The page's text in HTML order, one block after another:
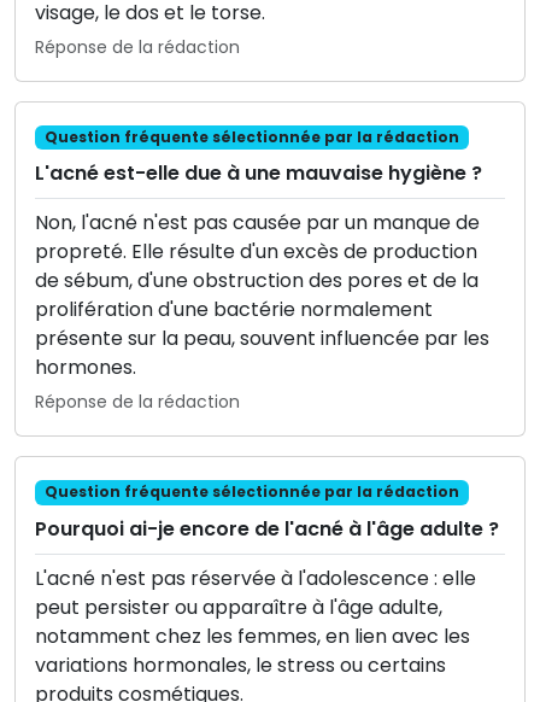
visage, le dos et le torse.
Réponse de la rédaction
Question fréquente sélectionnée par la rédaction
L'acné est-elle due à une mauvaise hygiène ?
Non, l'acné n'est pas causée par un manque de
propreté. Elle résulte d'un excès de production
de sébum, d'une obstruction des pores et de la
prolifération d'une bactérie normalement
présente sur la peau, souvent influencée par les
hormones.
Réponse de la rédaction
Question fréquente sélectionnée par la rédaction
Pourquoi ai-je encore de l'acné à l'âge adulte ?
L'acné n'est pas réservée à l'adolescence : elle
peut persister ou apparaître à l'âge adulte,
notamment chez les femmes, en lien avec les
variations hormonales, le stress ou certains
produits cosmétiques.